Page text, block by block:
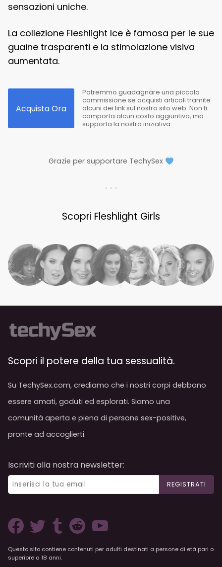
sensazioni uniche.
La collezione Fleshlight Ice è famosa per le sue
guaine trasparenti e la stimolazione visiva
aumentata.
Acquista Ora
Potremmo guadagnare una piccola
commissione se acquisti articoli tramite
alcuni dei link sul nostro sito web. Non ti
comporta alcun costo aggiuntivo, ma
supporta la nostra iniziativa.
Grazie per supportare TechySex
. . .
Scopri Fleshlight Girls
Scopri il potere della tua sessualità.
Su TechySex.com, crediamo che i nostri corpi debbano
essere amati, goduti ed esplorati. Siamo una
comunità aperta e piena di persone sex-positive,
pronte ad accoglierti.
Iscriviti alla nostra newsletter:
REGISTRATI
Questo sito contiene contenuti per adulti destinati a persone di età pari o
superiore a 18 anni.